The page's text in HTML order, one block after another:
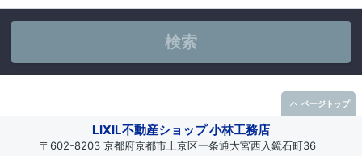
検索
LIXIL不動産ショップ 小林工務店
〒602-8203 京都府京都市上京区一条通大宮西入鏡石町36
ページトップ